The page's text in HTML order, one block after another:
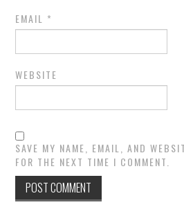
EMAIL *
WEBSITE
SAVE MY NAME, EMAIL, AND
FOR THE NEXT TIME I COMMENT.